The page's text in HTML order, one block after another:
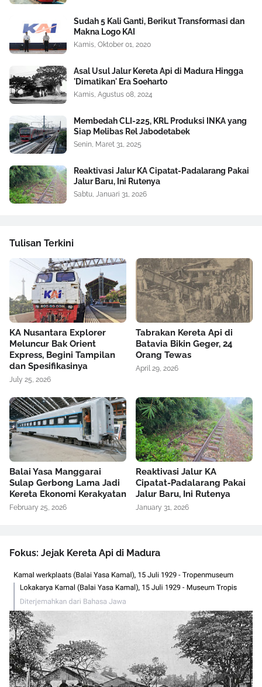
Sudah 5 Kali Ganti, Berikut Transformasi dan
Makna Logo KAI
Kamis, Oktober 01, 2020
Asal Usul Jalur Kereta Api di Madura Hingga
'Dimatikan' Era Soeharto
Kamis, Agustus 08, 2024
Membedah CLI-225, KRL Produksi INKA yang
Siap Melibas Rel Jabodetabek
Senin, Maret 31, 2025
Reaktivasi Jalur KA Cipatat-Padalarang Pakai
Jalur Baru, Ini Rutenya
Sabtu, Januari 31, 2026
Tulisan Terkini
KA Nusantara Explorer
Meluncur Bak Orient
Express, Begini Tampilan
dan Spesifikasinya
July 25, 2026
Tabrakan Kereta Api di
Batavia Bikin Geger, 24
Orang Tewas
April 29, 2026
Balai Yasa Manggarai
Sulap Gerbong Lama Jadi
Kereta Ekonomi Kerakyatan
February 25, 2026
Reaktivasi Jalur KA
Cipatat-Padalarang Pakai
Jalur Baru, Ini Rutenya
January 31, 2026
Fokus: Jejak Kereta Api di Madura